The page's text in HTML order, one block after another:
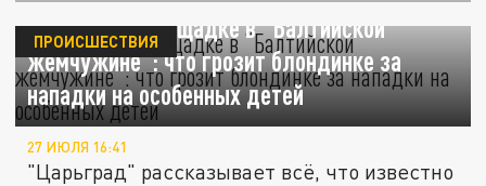
Скандал на площадке в “Балтийской
жемчужине”: что грозит блондинке за
нападки на особенных детей
ПРОИСШЕСТВИЯ
27 ИЮЛЯ 16:41
"Царьград" рассказывает всё, что известно